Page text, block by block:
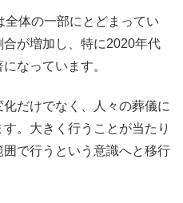
体の一部にとどまってい
が増加し、特に2020年代
なっています。
だけでなく、人々の葬儀に
。大きく行うことが当たり
で行うという意識へと移行